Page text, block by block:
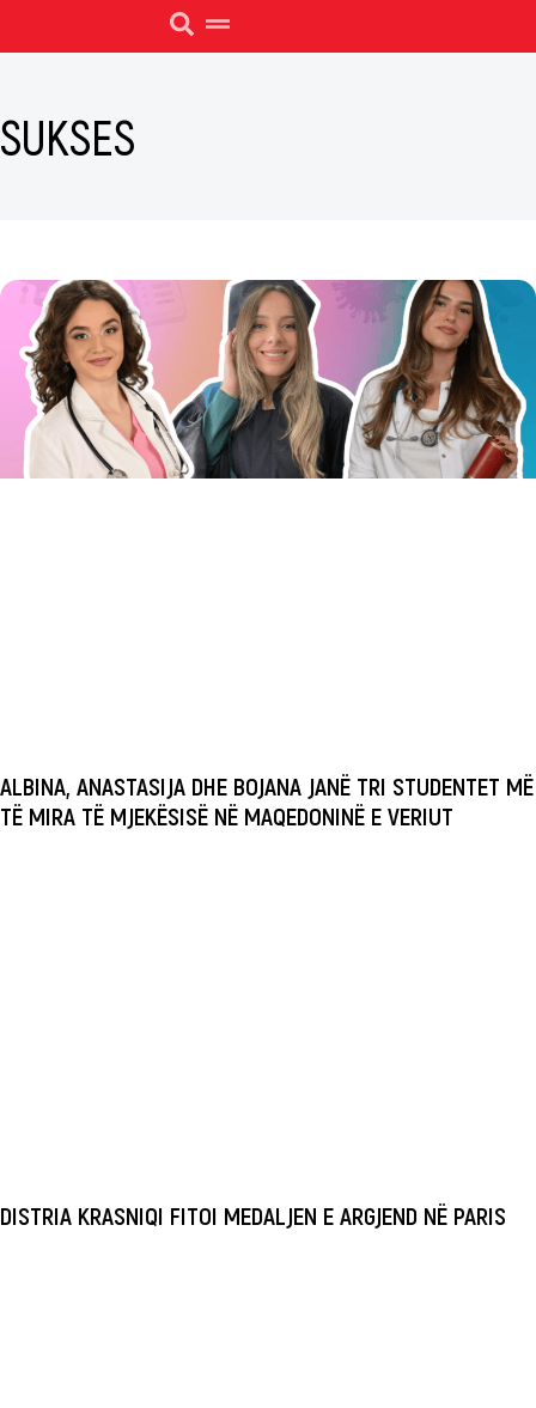
SUKSES
ALBINA, ANASTASIJA DHE BOJANA JANË TRI STUDENTET MË
TË MIRA TË MJEKËSISË NË MAQEDONINË E VERIUT
DISTRIA KRASNIQI FITOI MEDALJEN E ARGJEND NË PARIS